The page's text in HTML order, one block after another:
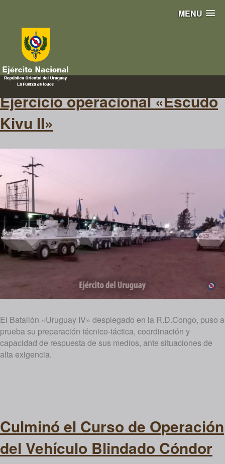
MENU
seguridad
Ejercicio operacional «Escudo
Kivu II»
El Batallón «Uruguay IV» desplegado en la R.D.Congo, puso a
prueba su preparación técnico-táctica, coordinación y
capacidad de respuesta de sus medios, ante situaciones de
alta exigencia.
Culminó el Curso de Operación
del Vehículo Blindado Cóndor